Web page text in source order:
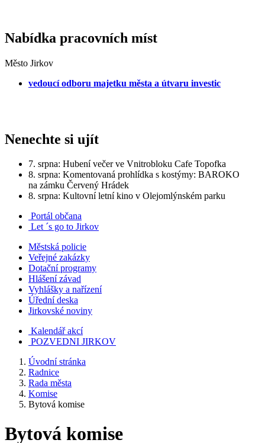
Nabídka pracovních míst
Město Jirkov
vedoucí odboru majetku města a útvaru investic
Nenechte si ujít
7. srpna: Hubení večer ve Vnitrobloku Cafe Topofka
8. srpna: Komentovaná prohlídka s kostýmy: BAROKO
na zámku Červený Hrádek
8. srpna: Kultovní letní kino v Olejomlýnském parku
Portál občana
Let ´s go to Jirkov
Městská policie
Veřejné zakázky
Dotační programy
Hlášení závad
Vyhlášky a nařízení
Úřední deska
Jirkovské noviny
Kalendář akcí
POZVEDNI JIRKOV
Úvodní stránka
Radnice
Rada města
Komise
Bytová komise
Bytová komise